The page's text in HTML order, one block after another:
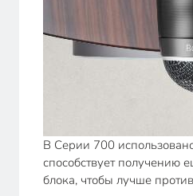
В Серии 700
способствует получению
блока, чтобы лучше